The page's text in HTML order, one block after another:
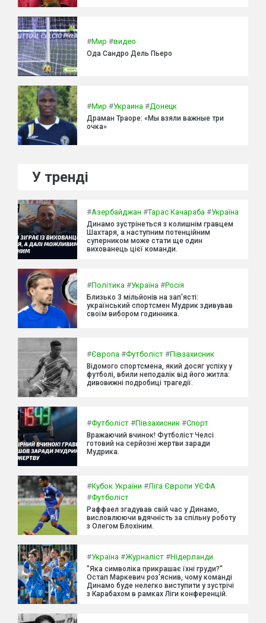
#Мир #видео
Ода Сандро Дель Пьеро
#Мир #Украина #Донецк
Драман Траоре: «Мы взяли важные три
очка»
У тренді
#Азербайджан #Тарас Качараба #Україна
Динамо зустрінеться з колишнім гравцем
Шахтаря, а наступним потенційним
суперником може стати ще один
вихованець цієї команди.
#Політика #Україна #Росія
Близько 3 мільйонів на зап'ясті:
український спортсмен Мудрик здивував
своїм вибором годинника.
#Європа #Футболіст #Півзахисник
Відомого спортсмена, який досяг успіху у
футболі, вбили неподалік від його житла:
дивовижні подробиці трагедії.
#Футболіст #Півзахисник #Спорт
Вражаючий вчинок! Футболіст Челсі
готовий на серйозні жертви заради
Мудрика.
#Кубок України #Ліга Європи УЄФА
#Футболіст
Раффаел згадував свій час у Динамо,
висловлюючи вдячність за спільну роботу
з Олегом Блохіним.
#Україна #Журналіст #Нідерланди
"Яка символіка прикрашає їхні груди?"
Остап Маркевич роз'яснив, чому команді
Динамо буде нелегко виступити у зустрічі
з Карабахом в рамках Ліги конференцій.